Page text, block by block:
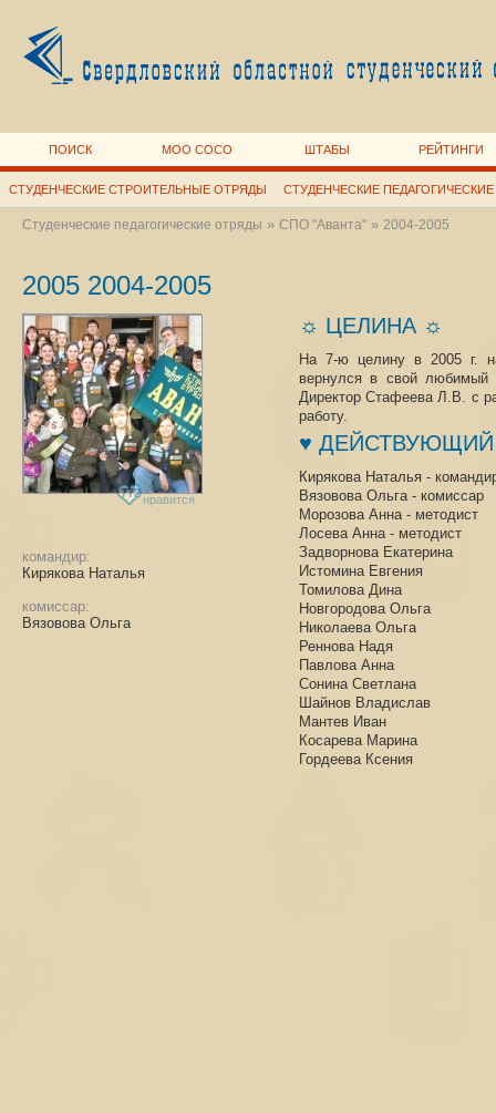
ПОИСК МОО СОСО ШТАБЫ РЕЙТИНГИ
СТУДЕНЧЕСКИЕ СТРОИТЕЛЬНЫЕ ОТРЯДЫ СТУДЕНЧЕСКИЕ
Студенческие педагогические отряды » СПО "Аванта"» 2004-2005
2005 2004-2005
772 нравится
командир:
Кирякова Наталья
комиссар:
Вязовова Ольга
☼ ЦЕЛИНА ☼
На 7-ю целину в 2005 г.
вернулся в свой любимый
Директор Стафеева Л.В. с
работу.
♥ ДЕЙСТВУЮЩИЙ
Кирякова Наталья -
Вязовова Ольга - комиссар
Морозова Анна - методист
Лосева Анна - методист
Задворнова Екатерина
Истомина Евгения
Томилова Дина
Новгородова Ольга
Николаева Ольга
Реннова Надя
Павлова Анна
Сонина Светлана
Шайнов Владислав
Мантев Иван
Косарева Марина
Гордеева Ксения